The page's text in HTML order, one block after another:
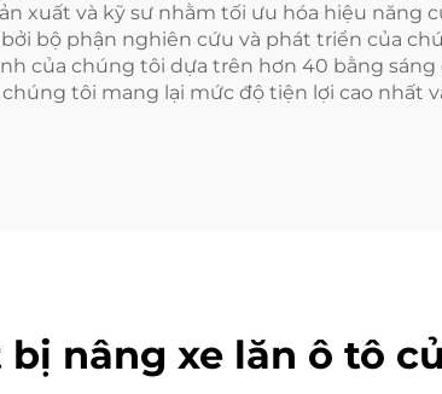
xuất và kỹ sư nhằm tối ưu hóa hiệu năng
bộ phận nghiên cứu và phát triển của
của chúng tôi dựa trên hơn 40 bằng
tôi mang lại mức độ tiện lợi cao nhất
nâng xe lăn ô tô